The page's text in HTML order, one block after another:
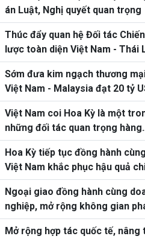
án Luật, Nghị quyết quan trọng
Thúc đẩy quan hệ Đối tác Chiến
lược toàn diện Việt Nam - Thái
ngày càng thực chất và hiệu
Sớm đưa kim ngạch thương
Việt Nam - Malaysia đạt 20 tỷ
Việt Nam coi Hoa Kỳ là một
những đối tác quan trọng hàng
đầu
Hoa Kỳ tiếp tục đồng hành cùng
Việt Nam khắc phục hậu quả
tranh
Ngoại giao đồng hành cùng
nghiệp, mở rộng không gian
triển cho Việt Nam
Mở rộng hợp tác quốc tế, nâng